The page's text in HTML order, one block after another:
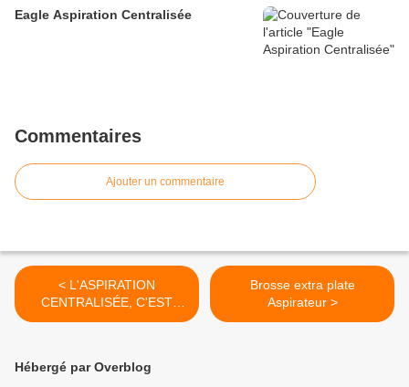
Eagle Aspiration Centralisée
Commentaires
Ajouter un commentaire
< L'ASPIRATION
CENTRALISÉE, C'EST
AUTRE CHOSE !
Brosse extra plate
Aspirateur >
Hébergé par Overblog